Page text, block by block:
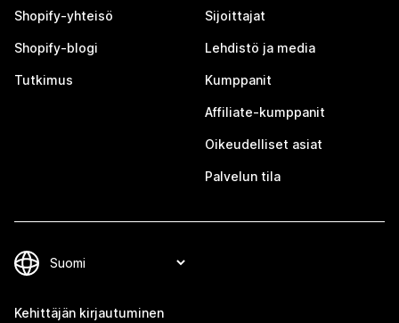
Shopify-yhteisö
Shopify-blogi
Tutkimus
Sijoittajat
Lehdistö ja media
Kumppanit
Affiliate-kumppanit
Oikeudelliset asiat
Palvelun tila
Kehittäjän kirjautuminen